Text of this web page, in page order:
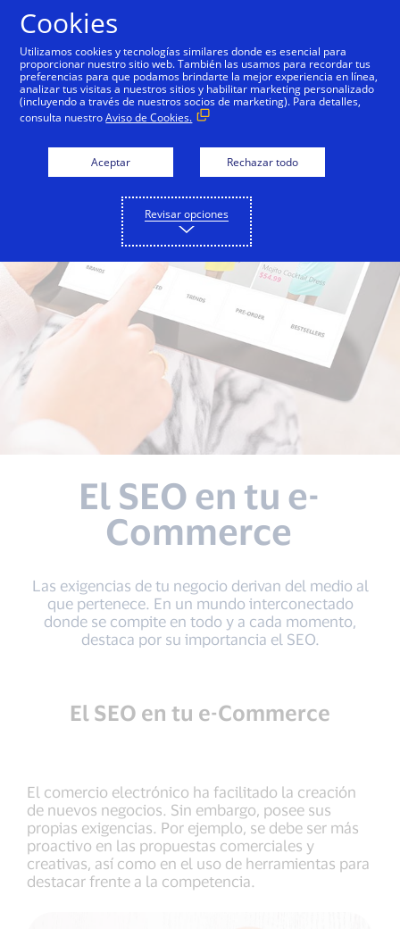
El SEO en tu e-
Commerce
Las exigencias de tu negocio derivan del medio al
que pertenece. En un mundo interconectado
donde se compite en todo y a cada momento,
destaca por su importancia el SEO.
El SEO en tu e-Commerce
El comercio electrónico ha facilitado la creación
de nuevos negocios. Sin embargo, posee sus
propias exigencias. Por ejemplo, se debe ser más
proactivo en las propuestas comerciales y
creativas, así como en el uso de herramientas para
destacar frente a la competencia.
Cookies
Utilizamos cookies y tecnologías similares donde es esencial para
proporcionar nuestro sitio web. También las usamos para recordar tus
preferencias para que podamos brindarte la mejor experiencia en línea,
analizar tus visitas a nuestros sitios y habilitar marketing personalizado
(incluyendo a través de nuestros socios de marketing). Para detalles,
consulta nuestroAviso de Cookies.
Aceptar Rechazar todo
Revisar opciones